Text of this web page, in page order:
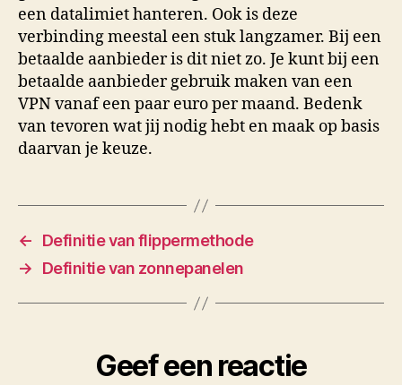
een datalimiet hanteren. Ook is deze
verbinding meestal een stuk langzamer. Bij een
betaalde aanbieder is dit niet zo. Je kunt bij een
betaalde aanbieder gebruik maken van een
VPN vanaf een paar euro per maand. Bedenk
van tevoren wat jij nodig hebt en maak op basis
daarvan je keuze.
←
Definitie van flippermethode
→
Definitie van zonnepanelen
Geef een reactie